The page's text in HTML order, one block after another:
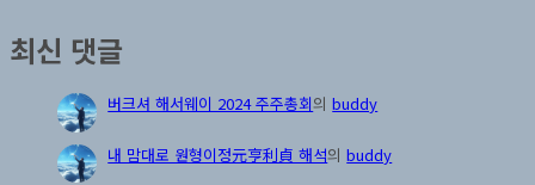
최신 댓글
버크셔 해서웨이 2024 주주총회의buddy
내 맘대로 원형이정元亨利貞 해석의buddy